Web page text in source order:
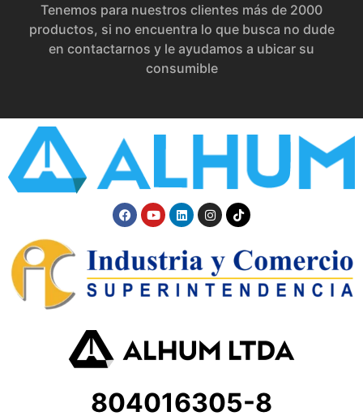
Tenemos para nuestros clientes más de 2000
productos, si no encuentra lo que busca no dude
en contactarnos y le ayudamos a ubicar su
consumible
804016305-8